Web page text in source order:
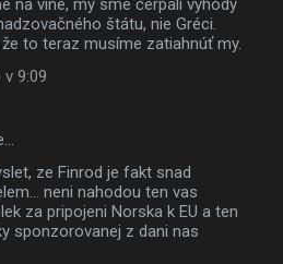
štátu, nie Gréci.
to teraz musíme zatiahnúť my.
v 9:09
ze Finrod je fakt snad
neni nahodou ten vas
za pripojeni Norska k EU a ten
sponzorovanej z dani nas